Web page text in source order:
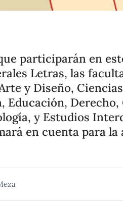
participarán en
Letras, las
y Diseño,
Educación,
y Estudios
en cuenta para